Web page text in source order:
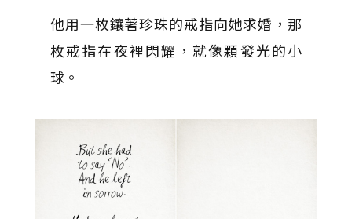
他用一枚鑲著珍珠的戒指向她求婚，那
枚戒指在夜裡閃耀，就像顆發光的小
球。